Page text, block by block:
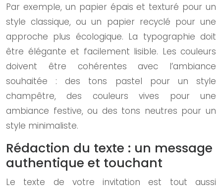
Par exemple, un papier épais et texturé pour un
style classique, ou un papier recyclé pour une
approche plus écologique. La typographie doit
être élégante et facilement lisible. Les couleurs
doivent être cohérentes avec l’ambiance
souhaitée : des tons pastel pour un style
champêtre, des couleurs vives pour une
ambiance festive, ou des tons neutres pour un
style minimaliste.
Rédaction du texte : un message
authentique et touchant
Le texte de votre invitation est tout aussi